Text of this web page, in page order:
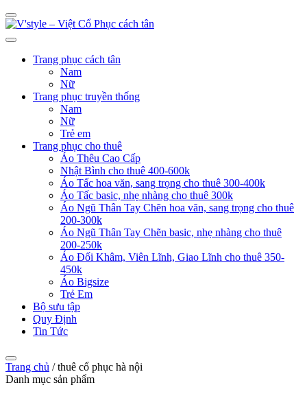
Trang phục cách tân
Nam
Nữ
Trang phục truyền thống
Nam
Nữ
Trẻ em
Trang phục cho thuê
Áo Thêu Cao Cấp
Nhật Bình cho thuê 400-600k
Áo Tấc hoa văn, sang trọng cho thuê 300-400k
Áo Tấc basic, nhẹ nhàng cho thuê 300k
Áo Ngũ Thân Tay Chẽn hoa văn, sang trọng cho thuê
200-300k
Áo Ngũ Thân Tay Chẽn basic, nhẹ nhàng cho thuê
200-250k
Áo Đối Khâm, Viên Lĩnh, Giao Lĩnh cho thuê 350-
450k
Áo Bigsize
Trẻ Em
Bộ sưu tập
Quy Định
Tin Tức
Trang chủ /thuê cổ phục hà nội
Danh mục sản phẩm